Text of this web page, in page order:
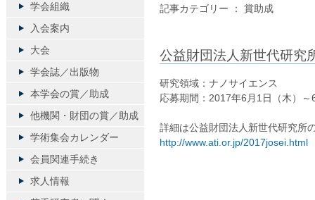
記事カテゴリー ： 賞助成
公益財団法人新世代研究
研究領域：ナノサイエンス
応募期間：2017年6月1日（木）
詳細は公益財団法人新世代研究所
http://www.ati.or.jp/2017josei.html
学会組織
入会案内
大会
学会誌／出版物
本学会の賞／助成
他機関・財団の賞／助成
学術集会カレンダー
会員関連手続き
求人情報